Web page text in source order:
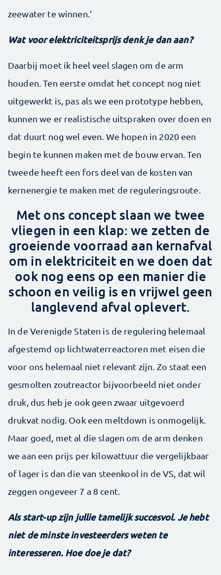
zeewater te winnen.’
Wat voor elektriciteitsprijs denk je dan aan?
Daarbij moet ik heel veel slagen om de arm
houden. Ten eerste omdat het concept nog niet
uitgewerkt is, pas als we een prototype hebben,
kunnen we er realistische uitspraken over doen en
dat duurt nog wel even. We hopen in 2020 een
begin te kunnen maken met de bouw ervan. Ten
tweede heeft een fors deel van de kosten van
kernenergie te maken met de reguleringsroute.
Met ons concept slaan we twee
vliegen in een klap: we zetten de
groeiende voorraad aan kernafval
om in elektriciteit en we doen dat
ook nog eens op een manier die
schoon en veilig is en vrijwel geen
langlevend afval oplevert.
In de Verenigde Staten is de regulering helemaal
afgestemd op lichtwaterreactoren met eisen die
voor ons helemaal niet relevant zijn. Zo staat een
gesmolten zoutreactor bijvoorbeeld niet onder
druk, dus heb je ook geen zwaar uitgevoerd
drukvat nodig. Ook een meltdown is onmogelijk.
Maar goed, met al die slagen om de arm denken
we aan een prijs per kilowattuur die vergelijkbaar
of lager is dan die van steenkool in de VS, dat wil
zeggen ongeveer 7 a 8 cent.
Als start-up zijn jullie tamelijk succesvol. Je hebt
niet de minste investeerders weten te
interesseren. Hoe doe je dat?